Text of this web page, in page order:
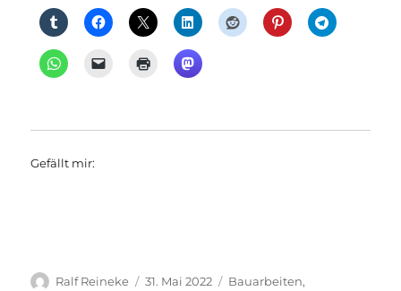
Gefällt mir:
Autor
Ralf Reineke
Veröffentlicht
31. Mai 2022 Kategorien
Bauarbeiten,